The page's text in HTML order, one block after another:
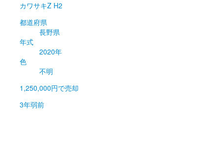
カワサキZ H2
都道府県
長野県
年式
2020年
色
不明
1,250,000円で売却
3年弱前